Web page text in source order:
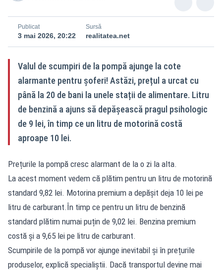
Publicat
3 mai 2026, 20:22
Sursă
realitatea.net
Valul de scumpiri de la pompă ajunge la cote
alarmante pentru șoferi! Astăzi, prețul a urcat cu
până la 20 de bani la unele stații de alimentare. Litru
de benzină a ajuns să depășească pragul psihologic
de 9 lei, în timp ce un litru de motorină costă
aproape 10 lei.
Prețurile la pompă cresc alarmant de la o zi la alta.
La acest moment vedem că plătim pentru un litru de motorină
standard 9,82 lei. Motorina premium a depășit deja 10 lei pe
litru de carburant.În timp ce pentru un litru de benzină
standard plătim numai puțin de 9,02 lei. Benzina premium
costă și a 9,65 lei pe litru de carburant.
Scumpirile de la pompă vor ajunge inevitabil și în prețurile
produselor, explică specialiștii. Dacă transportul devine mai